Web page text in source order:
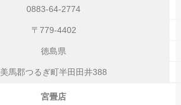
0883-64-2774
〒779-4402
徳島県
美馬郡つるぎ町半田田井388
宮畳店